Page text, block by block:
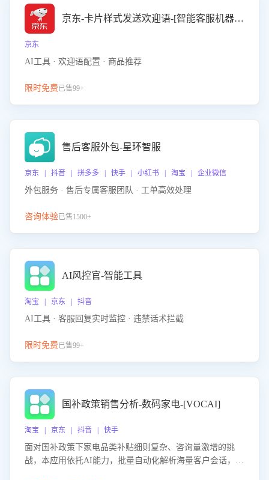
京东-卡片样式发送欢迎语-[智能客服机器人]
京东
AI工具 · 欢迎语配置 · 商品推荐
限时免费已售99+
售后客服外包-星环智服
京东 | 抖音 | 拼多多 | 快手 | 小红书 | 淘宝 | 企业微信
外包服务 · 售后专属客服团队 · 工单高效处理
咨询体验已售1500+
AI风控官-智能工具
淘宝 | 京东 | 抖音
AI工具 · 客服回复实时监控 · 违禁话术拦截
限时免费已售99+
国补政策销售分析-数码家电-[VOCAI]
淘宝 | 京东 | 抖音 | 快手
面对国补政策下家电品类补贴细则复杂、咨询量激增的挑
战，本应用依托AI能力，批量自动化解析海量客户会话，精